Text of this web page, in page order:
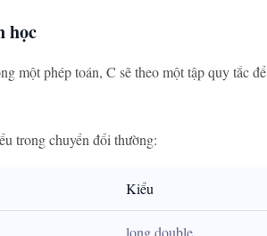
học
một phép toán, C sẽ theo một tập quy tắc
trong chuyển đổi thường:
Kiểu
long double